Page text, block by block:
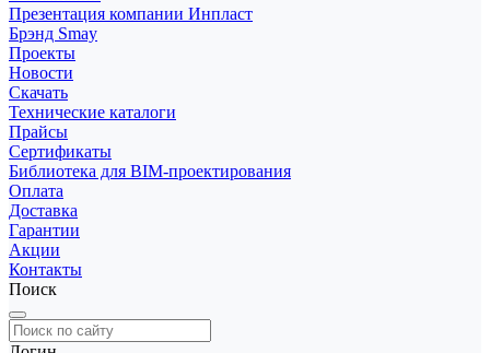
Презентация компании Инпласт
Брэнд Smay
Проекты
Новости
Скачать
Технические каталоги
Прайсы
Сертификаты
Библиотека для BIM-проектирования
Оплата
Доставка
Гарантии
Акции
Контакты
Поиск